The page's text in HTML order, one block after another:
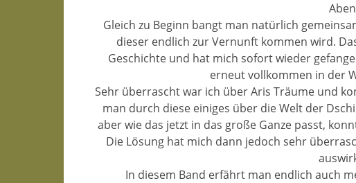
Gleich zu Beginn bangt man natürlich
dieser endlich zur Vernunft kommen wird.
Geschichte und hat mich sofort wieder
erneut vollkommen in der
Sehr überrascht war ich über Aris Träume und
man durch diese einiges über die Welt der
aber wie das jetzt in das große Ganze passt,
Die Lösung hat mich dann jedoch sehr
In diesem Band erfährt man endlich auch